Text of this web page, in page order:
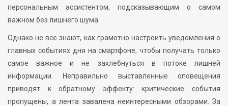
персональным ассистентом, подсказывающим о самом
важном без лишнего шума.
Однако не все знают, как грамотно настроить уведомления о
главных событиях дня на смартфоне, чтобы получать только
самое важное и не захлебнуться в потоке лишней
информации. Неправильно выставленные оповещения
приводят к обратному эффекту: критические события
пропущены, а лента завалена неинтересными обзорами. За